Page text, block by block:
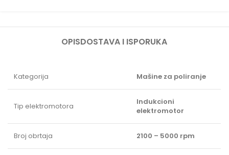
OPISDOSTAVA I ISPORUKA
Kategorija Mašine za poliranje
Tip elektromotora
Indukcioni
elektromotor
Broj obrtaja 2100 – 5000 rpm